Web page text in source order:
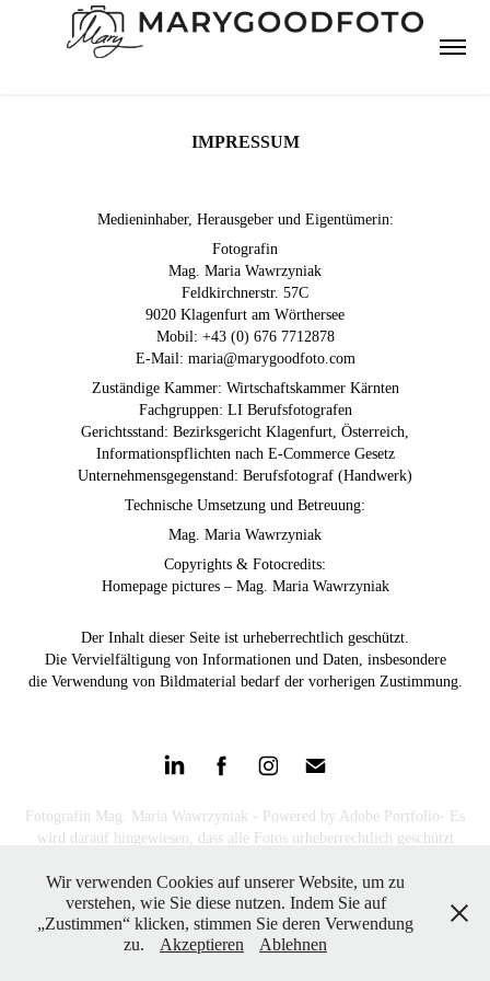
IMPRESSUM
Medieninhaber, Herausgeber und Eigentümerin:
Fotografin
Mag. Maria Wawrzyniak
Feldkirchnerstr. 57C
9020 Klagenfurt am Wörthersee
Mobil: +43 (0) 676 7712878
E-Mail: maria@marygoodfoto.com
Zuständige Kammer: Wirtschaftskammer Kärnten
Fachgruppen: LI Berufsfotografen
Gerichtsstand: Bezirksgericht Klagenfurt, Österreich,
Informationspflichten nach E-Commerce Gesetz
Unternehmensgegenstand: Berufsfotograf (Handwerk)
Technische Umsetzung und Betreuung:
Mag. Maria Wawrzyniak
Copyrights & Fotocredits:
Homepage pictures – Mag. Maria Wawrzyniak
Der Inhalt dieser Seite ist urheberrechtlich geschützt.
Die Vervielfältigung von Informationen und Daten, insbesondere
die Verwendung von Bildmaterial bedarf der vorherigen Zustimmung.
Fotografin Mag. Maria Wawrzyniak - Powered by Adobe Portfolio- Es
wird darauf hingewiesen, dass alle Fotos urheberrechtlich geschützt
Wir verwenden Cookies auf unserer Website, um zu
verstehen, wie Sie diese nutzen. Indem Sie auf
„Zustimmen“ klicken, stimmen Sie deren Verwendung
zu.
Akzeptieren Ablehnen